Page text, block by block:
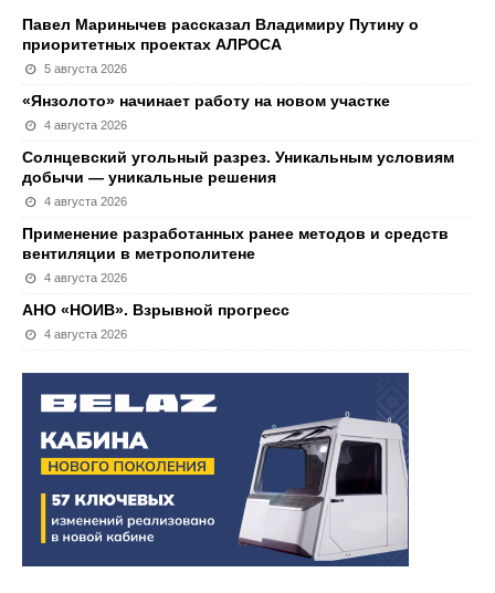
Павел Маринычев рассказал Владимиру Путину о
приоритетных проектах АЛРОСА
5 августа 2026
«Янзолото» начинает работу на новом участке
4 августа 2026
Солнцевский угольный разрез. Уникальным условиям
добычи — уникальные решения
4 августа 2026
Применение разработанных ранее методов и средств
вентиляции в метрополитене
4 августа 2026
АНО «НОИВ». Взрывной прогресс
4 августа 2026